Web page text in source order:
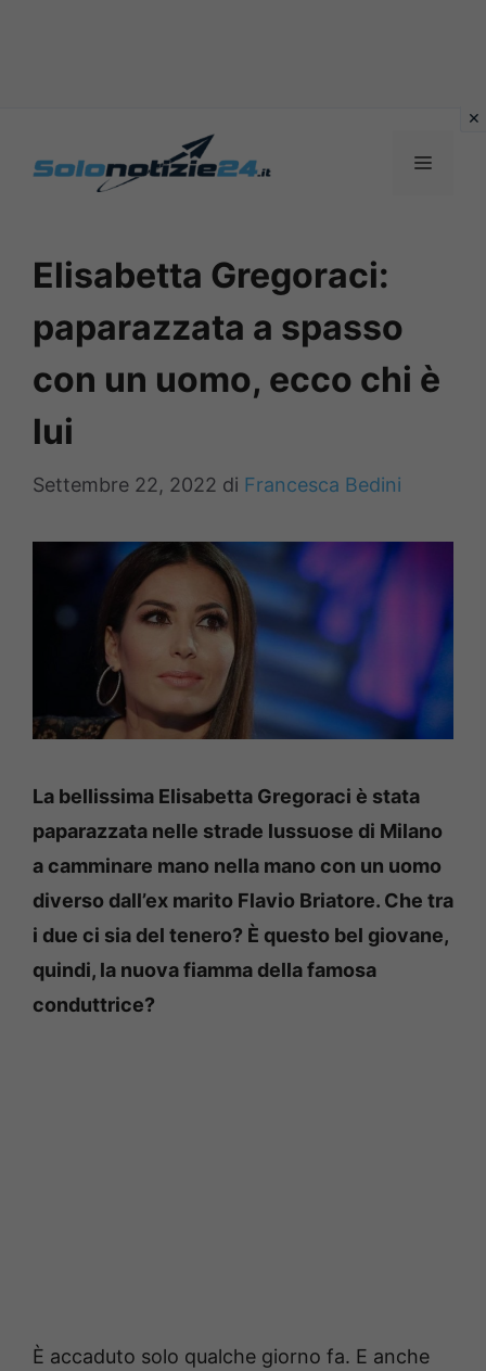
MENU
Elisabetta Gregoraci:
paparazzata a spasso
con un uomo, ecco chi è
lui
Settembre 22, 2022 di Francesca Bedini
La bellissima Elisabetta Gregoraci è stata
paparazzata nelle strade lussuose di Milano
a camminare mano nella mano con un uomo
diverso dall’ex marito Flavio Briatore. Che tra
i due ci sia del tenero? È questo bel giovane,
quindi, la nuova fiamma della famosa
conduttrice?
È accaduto solo qualche giorno fa. E anche